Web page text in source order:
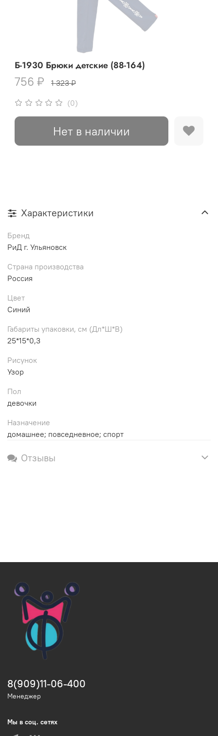
(0)
Б-1930 Брюки детские (88-164)
756 ₽ 1 323 ₽
Нет в наличии
Характеристики
Бренд
РиД г. Ульяновск
Страна производства
Россия
Цвет
Синий
Габариты упаковки, см (Дл*Ш*В)
25*15*0,3
Рисунок
Узор
Пол
девочки
Назначение
домашнее; повседневное; спорт
Отзывы
8(909)11-06-400
Менеджер
Мы в соц. сетях